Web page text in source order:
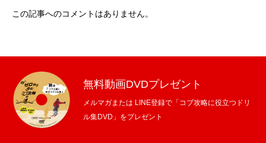
この記事へのコメントはありません。
無料動画DVDプレゼント
メルマガまたは LINE登録で「コブ攻略に役立つドリ
ル集DVD」をプレゼント